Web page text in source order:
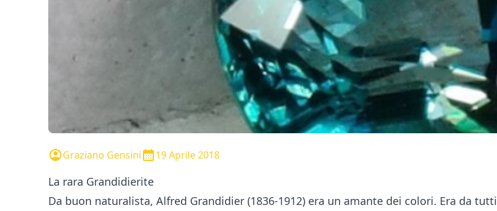
Graziano Gensini 19 Aprile 2018
La rara Grandidierite
Da buon naturalista, Alfred Grandidier (1836-1912) era un amante dei colori. Era da tutti